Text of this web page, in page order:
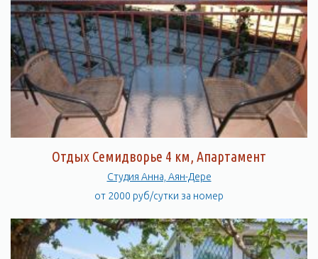
Отдых Семидворье 4 км, Апартамент
Студия Анна, Аян-Дере
от 2000 руб/сутки за номер